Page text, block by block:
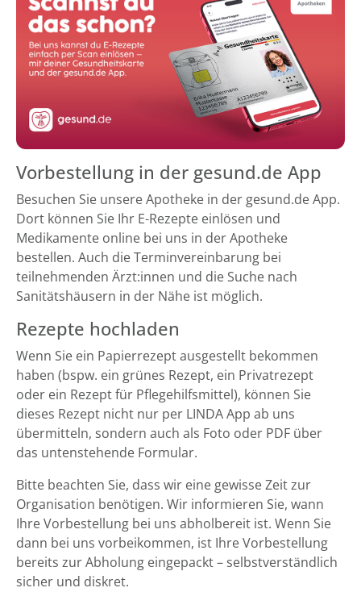
Vorbestellung in der gesund.de App
Besuchen Sie unsere Apotheke in der gesund.de App.
Dort können Sie Ihr E-Rezepte einlösen und
Medikamente online bei uns in der Apotheke
bestellen. Auch die Terminvereinbarung bei
teilnehmenden Ärzt:innen und die Suche nach
Sanitätshäusern in der Nähe ist möglich.
Rezepte hochladen
Wenn Sie ein Papierrezept ausgestellt bekommen
haben (bspw. ein grünes Rezept, ein Privatrezept
oder ein Rezept für Pflegehilfsmittel), können Sie
dieses Rezept nicht nur per LINDA App ab uns
übermitteln, sondern auch als Foto oder PDF über
das untenstehende Formular.
Bitte beachten Sie, dass wir eine gewisse Zeit zur
Organisation benötigen. Wir informieren Sie, wann
Ihre Vorbestellung bei uns abholbereit ist. Wenn Sie
dann bei uns vorbeikommen, ist Ihre Vorbestellung
bereits zur Abholung eingepackt – selbstverständlich
sicher und diskret.